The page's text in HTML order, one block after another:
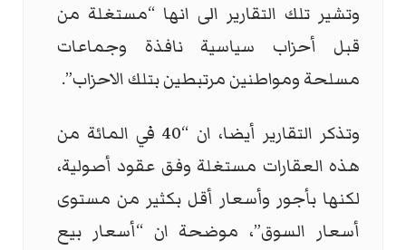
وتشير تلك التقارير الى انها “مستغلة من
قبل أحزاب سياسية نافذة وجماعات
مسلحة ومواطنين مرتبطين بتلك الاحزاب”.
وتذكر التقارير أيضا، ان “40 في المائة من
هذه العقارات مستغلة وفق عقود أصولية،
لكنها بأجور وأسعار أقل بكثير من مستوى
أسعار السوق”، موضحة ان “أسعار بيع